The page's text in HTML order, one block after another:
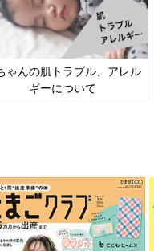
ゃんの肌トラブル、アレル
ギーについて